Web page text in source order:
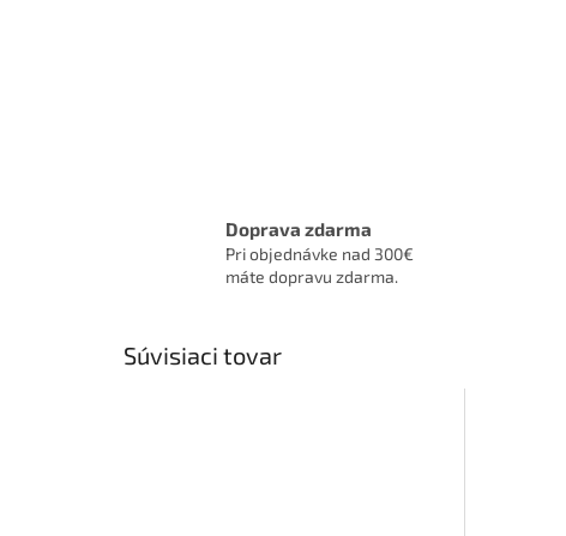
Doprava zdarma
Pri objednávke nad 300€
máte dopravu zdarma.
Súvisiaci tovar